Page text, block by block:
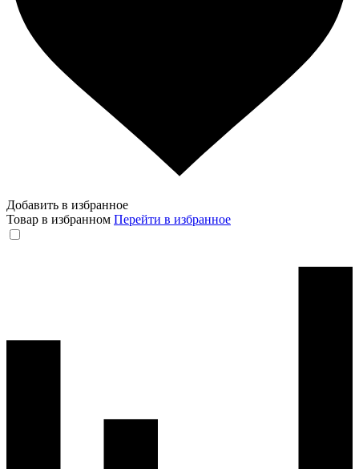
Добавить в избранное
Товар в избранном Перейти в избранное